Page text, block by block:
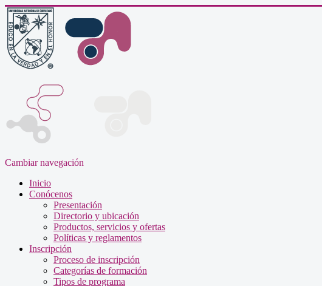
Cambiar navegación
Inicio
Conócenos
Presentación
Directorio y ubicación
Productos, servicios y ofertas
Políticas y reglamentos
Inscripción
Proceso de inscripción
Categorías de formación
Tipos de programa